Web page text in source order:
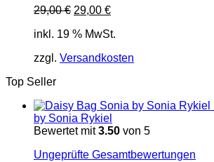
29,00€ Ursprünglicher
war:
29,00 €Aktueller
ist:
inkl. 19 % MwSt.
zzgl. Versandkosten
Top Seller
by Sonia Rykiel
Bewertet mit3.50 von 5
Ungeprüfte Gesamtbewertungen